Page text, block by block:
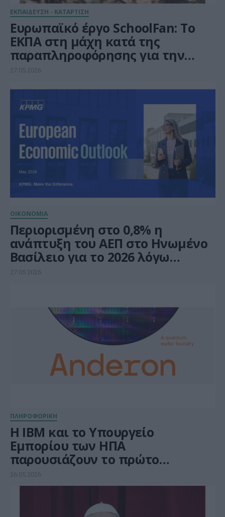
ΕΚΠΑΙΔΕΥΣΗ - ΚΑΤΑΡΤΙΣΗ
Ευρωπαϊκό έργο SchoolFan: Το
ΕΚΠΑ στη μάχη κατά της
παραπληροφόρησης για την
κλιματική αλλαγή στα σχολεία
27.05.2026
ΟΙΚΟΝΟΜΙΑ
Περιορισμένη στο 0,8% η
ανάπτυξη του ΑΕΠ στο Ηνωμένο
Βασίλειο για το 2026 λόγω
αυξημένων πληθωριστικών και
27.05.2026
ΠΛΗΡΟΦΟΡΙΚΗ
Η IBM και το Υπουργείο
Εμπορίου των ΗΠΑ
παρουσιάζουν το πρώτο
Quantum Foundry στην Αμερική
26.05.2026